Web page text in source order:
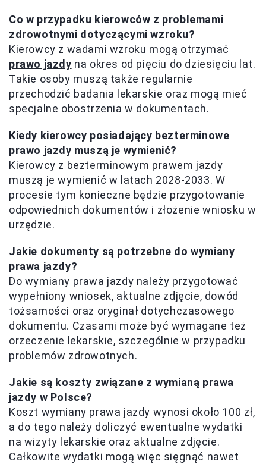
Co w przypadku kierowców z problemami
zdrowotnymi dotyczącymi wzroku?
Kierowcy z wadami wzroku mogą otrzymać
prawo jazdy na okres od pięciu do dziesięciu lat.
Takie osoby muszą także regularnie
przechodzić badania lekarskie oraz mogą mieć
specjalne obostrzenia w dokumentach.
Kiedy kierowcy posiadający bezterminowe
prawo jazdy muszą je wymienić?
Kierowcy z bezterminowym prawem jazdy
muszą je wymienić w latach 2028-2033. W
procesie tym konieczne będzie przygotowanie
odpowiednich dokumentów i złożenie wniosku w
urzędzie.
Jakie dokumenty są potrzebne do wymiany
prawa jazdy?
Do wymiany prawa jazdy należy przygotować
wypełniony wniosek, aktualne zdjęcie, dowód
tożsamości oraz oryginał dotychczasowego
dokumentu. Czasami może być wymagane też
orzeczenie lekarskie, szczególnie w przypadku
problemów zdrowotnych.
Jakie są koszty związane z wymianą prawa
jazdy w Polsce?
Koszt wymiany prawa jazdy wynosi około 100 zł,
a do tego należy doliczyć ewentualne wydatki
na wizyty lekarskie oraz aktualne zdjęcie.
Całkowite wydatki mogą więc sięgnąć nawet